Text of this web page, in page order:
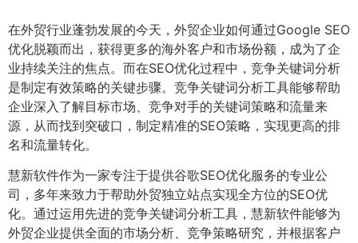
在外贸行业蓬勃发展的今天，外贸企业如何通过Google SEO
优化脱颖而出，获得更多的海外客户和市场份额，成为了企
业持续关注的焦点。而在SEO优化过程中，竞争关键词分析
是制定有效策略的关键步骤。竞争关键词分析工具能够帮助
企业深入了解目标市场、竞争对手的关键词策略和流量来
源，从而找到突破口，制定精准的SEO策略，实现更高的排
名和流量转化。
慧新软件作为一家专注于提供谷歌SEO优化服务的专业公
司，多年来致力于帮助外贸独立站点实现全方位的SEO优
化。通过运用先进的竞争关键词分析工具，慧新软件能够为
外贸企业提供全面的市场分析、竞争策略研究，并根据客户